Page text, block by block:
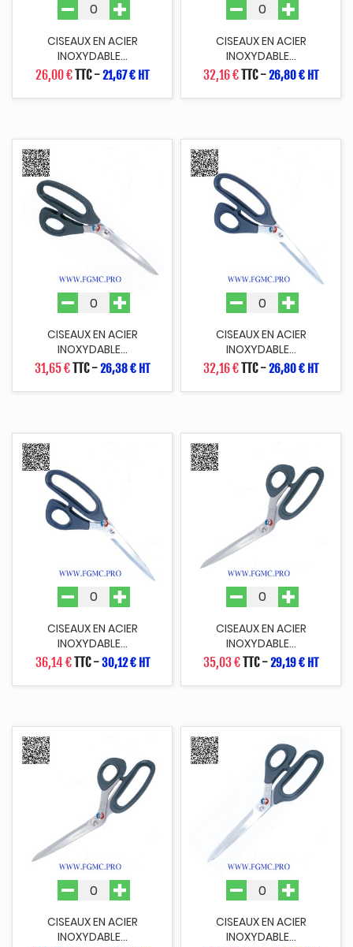
CISEAUX EN ACIER
INOXYDABLE...
26,00 €TTC-21,67 € HT
CISEAUX EN ACIER
INOXYDABLE...
32,16 €TTC-26,80 € HT
CISEAUX EN ACIER
INOXYDABLE...
31,65 €TTC-26,38 € HT
CISEAUX EN ACIER
INOXYDABLE...
32,16 €TTC-26,80 € HT
CISEAUX EN ACIER
INOXYDABLE...
36,14 €TTC-30,12 € HT
CISEAUX EN ACIER
INOXYDABLE...
35,03 €TTC-29,19 € HT
CISEAUX EN ACIER
INOXYDABLE...
CISEAUX EN ACIER
INOXYDABLE...